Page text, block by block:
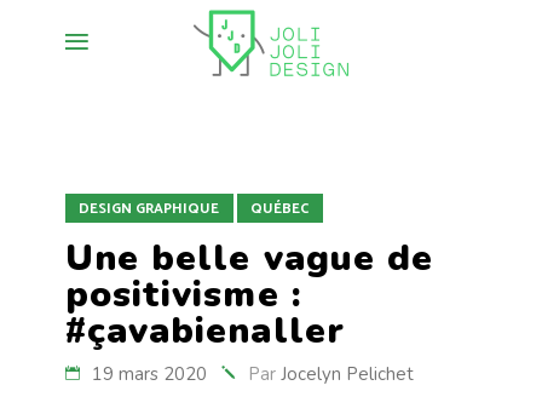
DESIGN GRAPHIQUE QUÉBEC
Une belle vague de
positivisme :
#çavabienaller
19 mars 2020 Par Jocelyn Pelichet